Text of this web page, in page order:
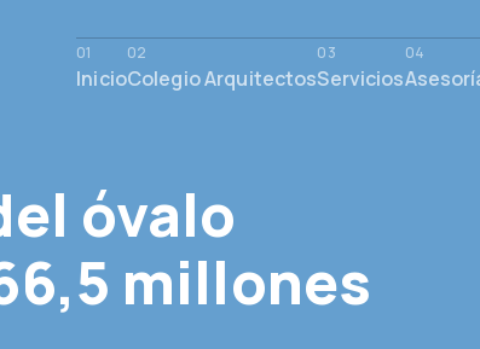
InicioColegio ArquitectosServicios
óvalo
millones